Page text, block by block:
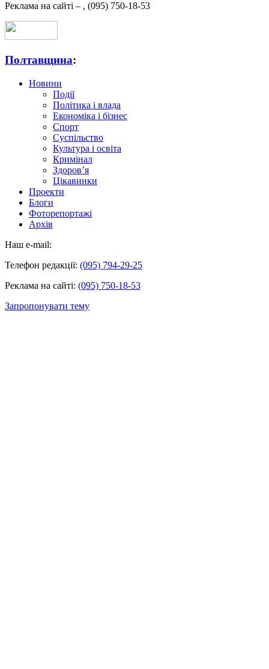
Реклама на сайті – , (095) 750-18-53
Полтавщина:
Новини
Події
Політика і влада
Економіка і бізнес
Спорт
Суспільство
Культура і освіта
Кримінал
Здоров’я
Цікавинки
Проекти
Блоги
Фоторепортажі
Архів
Наш e-mail:
Телефон редакції: (095) 794-29-25
Реклама на сайті: (095) 750-18-53
Запропонувати тему